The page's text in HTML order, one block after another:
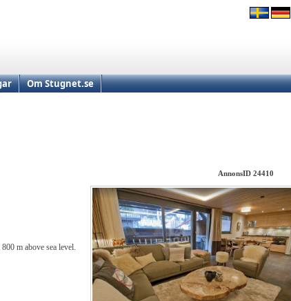
Om Stugnet.se
AnnonsID 24410
m above sea level.